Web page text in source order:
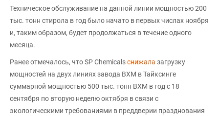
Техническое обслуживание на данной линии мощностью 200
тыс. тонн стирола в год было начато в первых числах ноября
и, таким образом, будет продолжаться в течение одного
месяца.
Ранее отмечалось, что SP Chemicalsснижала загрузку
мощностей на двух линиях завода ВХМ в Тайксинге
суммарной мощностью 500 тыс. тонн ВХМ в год с 18
сентября по вторую неделю октября в связи с
экологическими требованиями в преддверии празднования